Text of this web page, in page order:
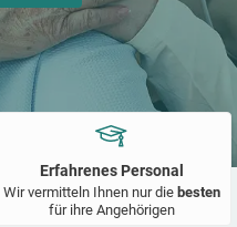
Erfahrenes Personal
Wir vermitteln Ihnen nur die besten
für ihre Angehörigen